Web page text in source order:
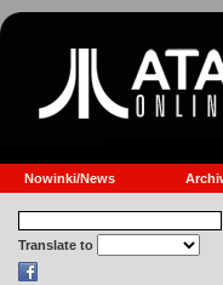
Nowinki/News
Translate to